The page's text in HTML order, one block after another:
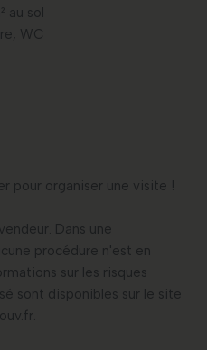
au sol
WC
pour organiser une visite !
Dans une
procédure n'est en
sur les risques
sont disponibles sur le site